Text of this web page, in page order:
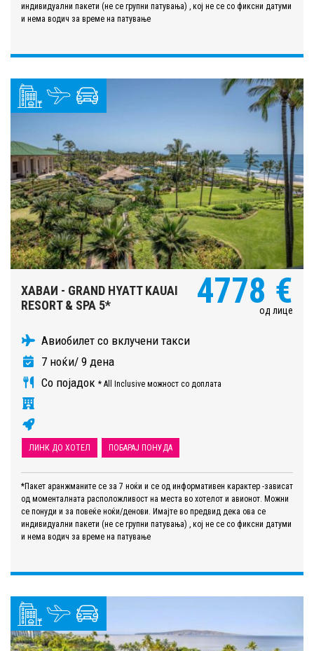
индивидуални пакети (не се групни патувања) , кој не се со фиксни датуми
и нема водич за време на патување
ХАВАИ - GRAND HYATT KAUAI
RESORT & SPA 5*
4778 €
од лице
Авиобилет со вклучени такси
7 ноќи/ 9 дена
Со појадок * All Inclusive можност со доплата
ЛИНК ДО ХОТЕЛ ПОБАРАЈ ПОНУДА
*Пакет аранжманите се за 7 ноќи и се од информативен карактер -зависат
од моменталната расположливост на места во хотелот и авионот. Можни
се понуди и за повеќе ноќи/денови. Имајте во предвид дека ова се
индивидуални пакети (не се групни патувања) , кој не се со фиксни датуми
и нема водич за време на патување